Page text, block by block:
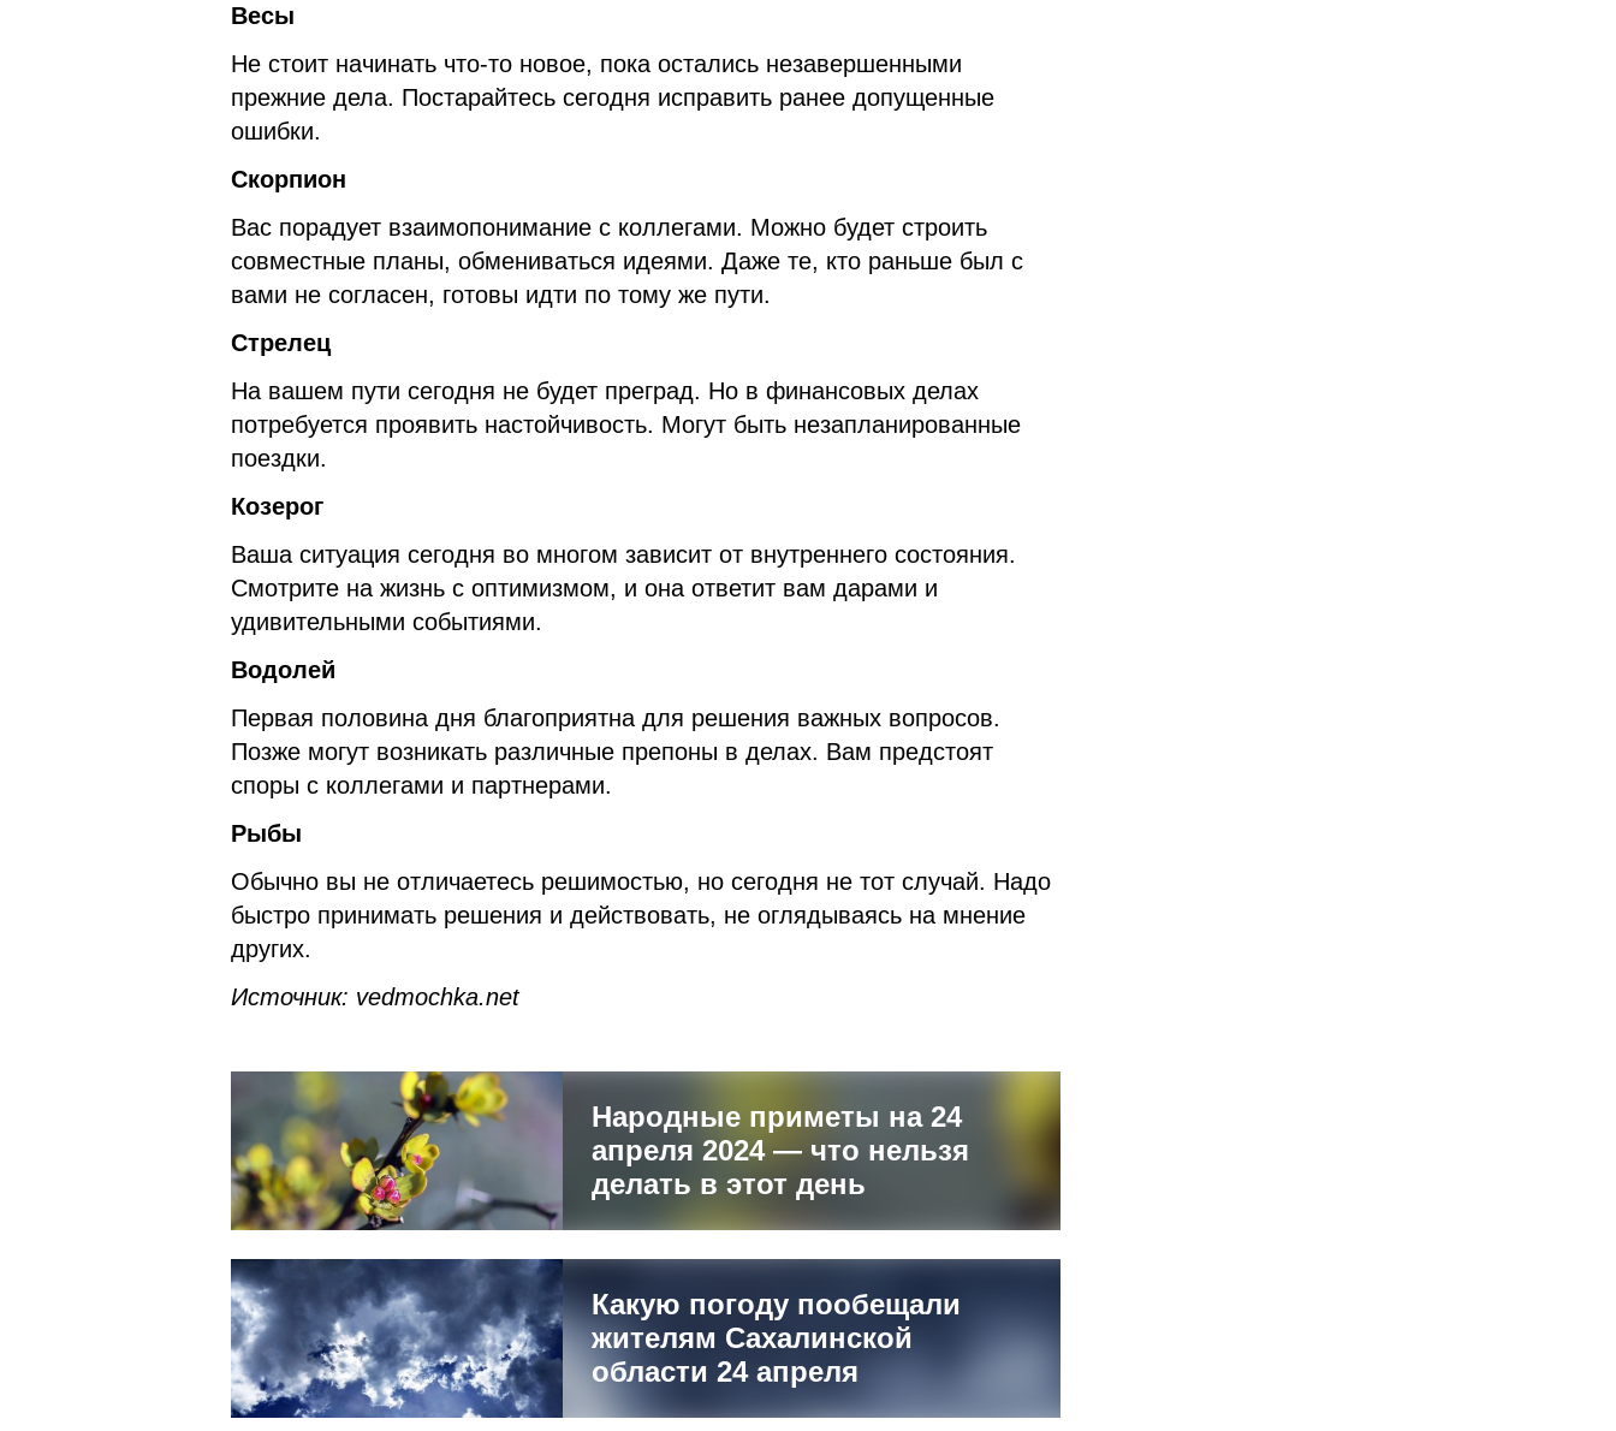
Весы
Не стоит начинать что-то новое, пока остались незавершенными
прежние дела. Постарайтесь сегодня исправить ранее допущенные
ошибки.
Скорпион
Вас порадует взаимопонимание с коллегами. Можно будет строить
совместные планы, обмениваться идеями. Даже те, кто раньше был с
вами не согласен, готовы идти по тому же пути.
Стрелец
На вашем пути сегодня не будет преград. Но в финансовых делах
потребуется проявить настойчивость. Могут быть незапланированные
поездки.
Козерог
Ваша ситуация сегодня во многом зависит от внутреннего состояния.
Смотрите на жизнь с оптимизмом, и она ответит вам дарами и
удивительными событиями.
Водолей
Первая половина дня благоприятна для решения важных вопросов.
Позже могут возникать различные препоны в делах. Вам предстоят
споры с коллегами и партнерами.
Рыбы
Обычно вы не отличаетесь решимостью, но сегодня не тот случай. Надо
быстро принимать решения и действовать, не оглядываясь на мнение
других.
Источник: vedmochka.net
Народные приметы на 24
апреля 2024 — что нельзя
делать в этот день
Какую погоду пообещали
жителям Сахалинской
области 24 апреля